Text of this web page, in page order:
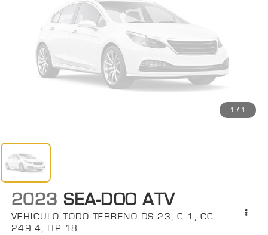
1 / 1
2023 SEA-DOO ATV
VEHICULO TODO TERRENO DS 23, C 1, CC
249.4, HP 18